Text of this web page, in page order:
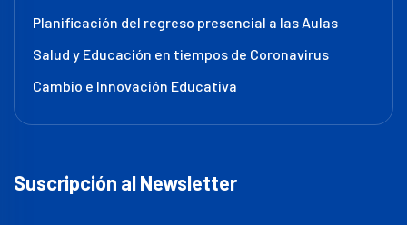
Planificación del regreso presencial a las Aulas
Salud y Educación en tiempos de Coronavirus
Cambio e Innovación Educativa
Suscripción al Newsletter